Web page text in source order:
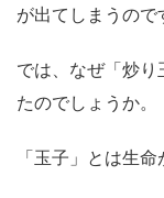
が出てしまうので
では、なぜ「炒
たのでしょうか。
「玉子」とは生